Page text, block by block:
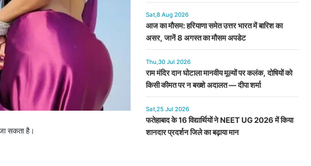
सकता है।
Sat,8 Aug 2026
आज का मौसम: हरियाणा समेत उत्तर भारत में बारिश का
असर, जानें 8 अगस्त का मौसम अपडेट
Thu,30 Jul 2026
राम मंदिर दान घोटाला मानवीय मूल्यों पर कलंक, दोषियों को
किसी कीमत पर न बख्शे अदालत — दीपा शर्मा
Sat,25 Jul 2026
फतेहाबाद के 16 विद्यार्थियों ने NEET UG 2026 में किया
शानदार प्रदर्शन जिले का बढ़ाया मान